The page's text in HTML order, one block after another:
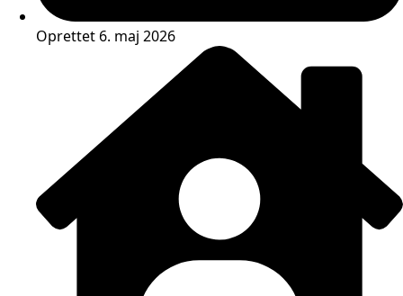
Oprettet 6. maj 2026